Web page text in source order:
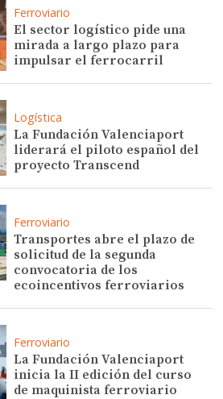
Ferroviario
El sector logístico pide una
mirada a largo plazo para
impulsar el ferrocarril
Logística
La Fundación Valenciaport
liderará el piloto español del
proyecto Transcend
Ferroviario
Transportes abre el plazo de
solicitud de la segunda
convocatoria de los
ecoincentivos ferroviarios
Ferroviario
La Fundación Valenciaport
inicia la II edición del curso
de maquinista ferroviario